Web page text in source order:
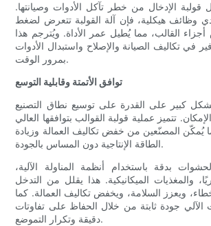
قولبة الإدخال من خطر تآكل الأدوات وصيانتها.
وظائف هيكلية، فإن آلة القولبة تتعرض لضغط
القالب، مما يُطيل عمر الأداة. ويُترجم هذا
في تكاليف الصيانة والإصلاح واستبدال الأدوات
بمرور الوقت.
توافق الأتمتة وقابلية التوسع
بشكل كبير على القدرة على توسيع نطاق التصنيع
تتميز عملية قولبة القوالب بتوافقها العالي
يُمكّن المصنّعين من خفض تكاليف العمالة وزيادة
الطاقة الإنتاجية دون المساس بالجودة.
بدقة باستخدام أنظمة المناولة الآلية،
والمغذيات الميكانيكية. هذا يقلل من التدخل
ويعزز السلامة، ويخفض تكاليف العمالة. كما
جودة ثابتة من خلال الحفاظ على تفاوتات
دقيقة وتكرار التموضع.